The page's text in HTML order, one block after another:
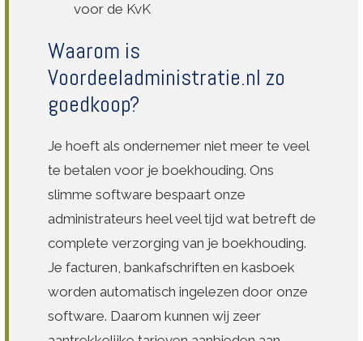
voor de KvK
Waarom is
Voordeeladministratie.nl zo
goedkoop?
Je hoeft als ondernemer niet meer te veel
te betalen voor je boekhouding. Ons
slimme software bespaart onze
administrateurs heel veel tijd wat betreft de
complete verzorging van je boekhouding.
Je facturen, bankafschriften en kasboek
worden automatisch ingelezen door onze
software. Daarom kunnen wij zeer